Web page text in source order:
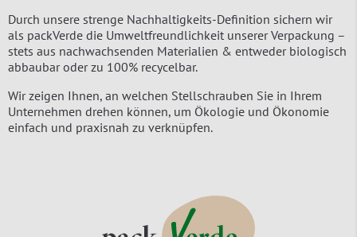
Durch unsere strenge Nachhaltigkeits-Definition sichern wir
als packVerde die Umweltfreundlichkeit unserer Verpackung –
stets aus nachwachsenden Materialien & entweder biologisch
abbaubar oder zu 100% recycelbar.
Wir zeigen Ihnen, an welchen Stellschrauben Sie in Ihrem
Unternehmen drehen können, um Ökologie und Ökonomie
einfach und praxisnah zu verknüpfen.